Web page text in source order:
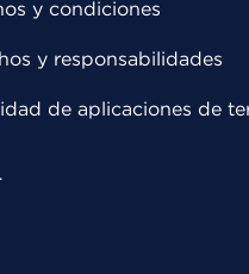
y condiciones
y responsabilidades
de aplicaciones de